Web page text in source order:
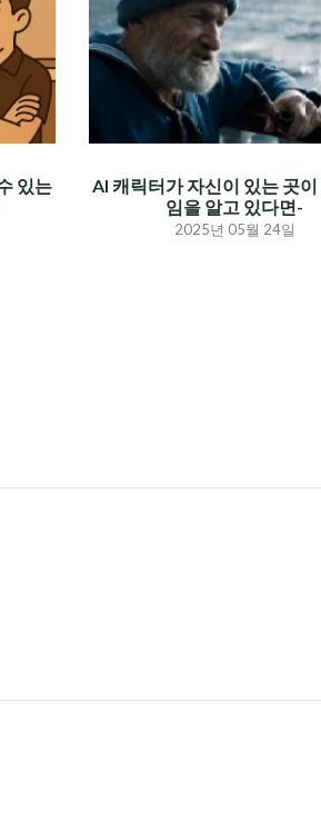
있는
AI 캐릭터가 자신이 있는 곳
임을 알고 있다면-
2025년 05월 24일